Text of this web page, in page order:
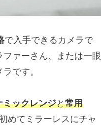
で入手できるカメラで
ァーさん、または一眼
です。
ミックレンジと常用
めてミラーレスにチャ